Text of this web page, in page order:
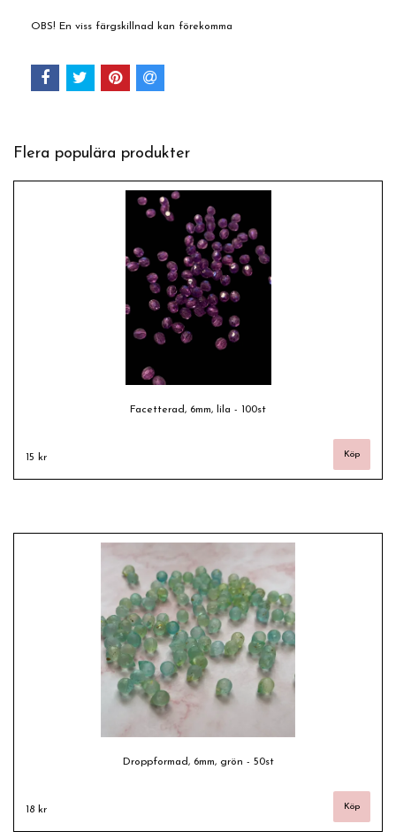
OBS! En viss färgskillnad kan förekomma
Flera populära produkter
Facetterad, 6mm, lila - 100st
15 kr
Droppformad, 6mm, grön - 50st
18 kr